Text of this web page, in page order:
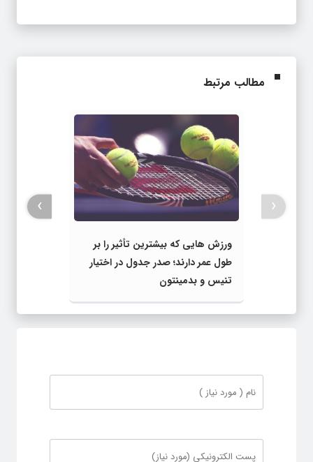
مطالب مرتبط
ورزش‌ هایی که بیشترین تأثیر را بر
طول عمر دارند؛ صدر جدول در اختیار
تنیس و بدمینتون
‹
›